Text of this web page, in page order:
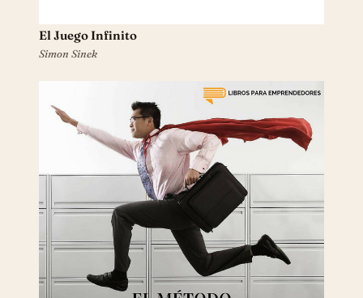
El Juego Infinito
Simon Sinek